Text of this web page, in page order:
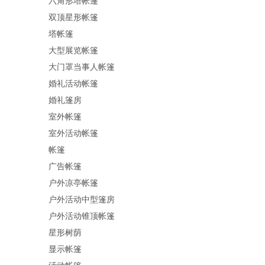
双顶星形帐篷
塔帐篷
大型展览帐篷
大门罩当事人帐篷
婚礼活动帐篷
婚礼篷房
室外帐篷
室外活动帐篷
帐篷
广告帐篷
户外凉亭帐篷
户外活动中型篷房
户外活动锥顶帐篷
星形树荫
显示帐篷